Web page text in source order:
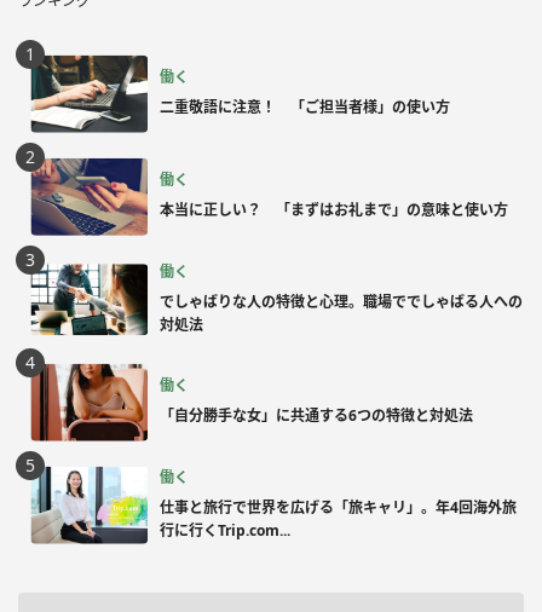
働く
二重敬語に注意！ 「ご担当者様」の使い方
働く
本当に正しい？ 「まずはお礼まで」の意味と使い方
働く
でしゃばりな人の特徴と心理。職場ででしゃばる人への
対処法
働く
「自分勝手な女」に共通する6つの特徴と対処法
働く
仕事と旅行で世界を広げる「旅キャリ」。年4回海外旅
行に行くTrip.com...